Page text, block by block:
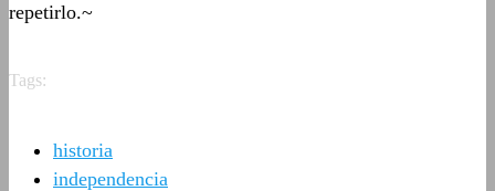
repetirlo.~
Tags:
historia
independencia